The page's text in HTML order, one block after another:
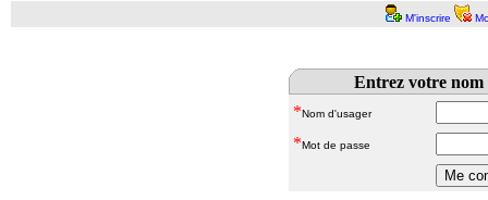
M'inscrire
Entrez votre nom
*Nom d'usager
*Mot de passe